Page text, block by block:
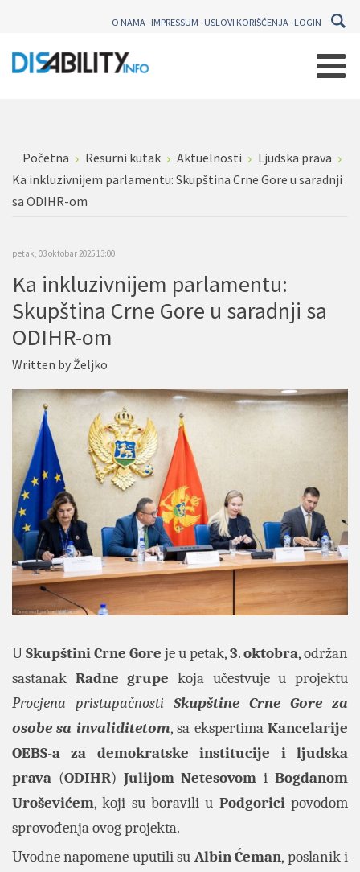
O NAMA IMPRESSUM USLOVI KORIŠĆENJA LOGIN
Početna Resurni kutak Aktuelnosti
Ljudska prava
Ka inkluzivnijem parlamentu: Skupština Crne Gore u saradnji
sa ODIHR-om
petak, 03 oktobar 2025 13:00
Ka inkluzivnijem parlamentu:
Skupština Crne Gore u saradnji sa
ODIHR-om
Written byŽeljko
USkupštini Crne Gore je u petak,3.oktobra, održan
sastanak Radne grupe koja učestvuje u projektu
Procjena pristupačnosti Skupštine Crne Gore za
osobe sa invaliditetom, sa ekspertimaKancelarije
OEBS-a
za demokratske institucije i ljudska
prava (ODIHR) Julijom Netesovom iBogdanom
Uroševićem, koji su boravili u Podgoricipovodom
sprovođenja ovog projekta.
Uvodne napomene uputili su Albin Ćeman, poslanik i